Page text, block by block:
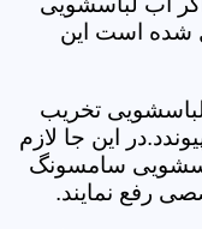
شده است این
تخریب
این جا لازم
سامسونگ
رفع نمایند.